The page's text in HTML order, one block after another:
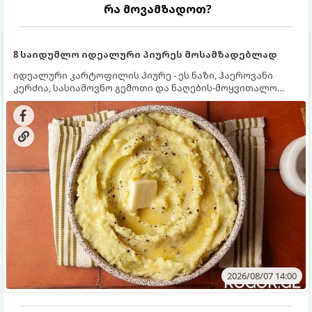
რა მოვამზადოთ?
8 საიდუმლო იდეალური პიურეს მოსამზადებლად
იდეალური კარტოფილის პიურე - ეს ნაზი, ჰაეროვანი
კერძია, სასიამოვნო გემოთი და ნაღების-მოყვითალო
ფერით. მისი მომზადება ძალიან მარტივია, მაგრამ
არსებობს რამდენიმე საიდუმლო, რომლებიც უნდა
იცოდეთ, რომ პიურე იდეალურად გემრიელი გამოვიდეს.
2026/08/07 14:00